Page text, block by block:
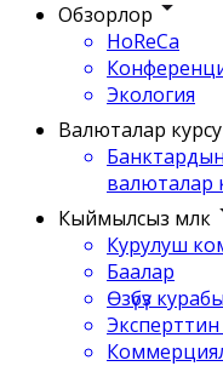
Обзорлор
HoReCa
Экология
Валюталар курсу
валюталар
Кыймылсыз мүлк
Курулуш
Баалар
Өзүбүз